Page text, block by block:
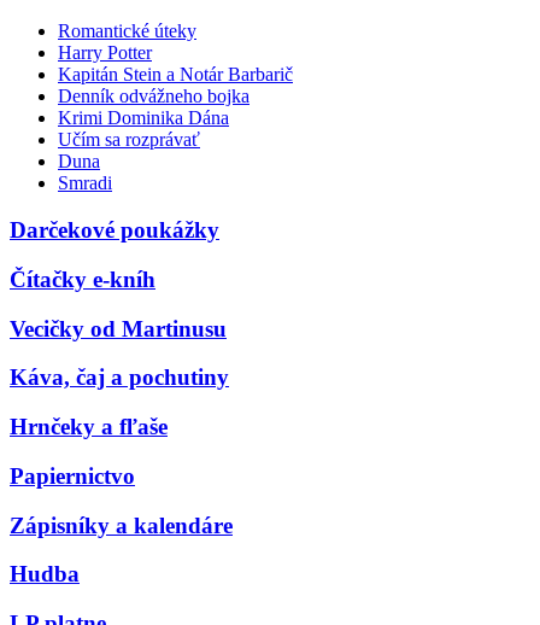
Romantické úteky
Harry Potter
Kapitán Stein a Notár Barbarič
Denník odvážneho bojka
Krimi Dominika Dána
Učím sa rozprávať
Duna
Smradi
Darčekové poukážky
Čítačky e-kníh
Vecičky od Martinusu
Káva, čaj a pochutiny
Hrnčeky a fľaše
Papiernictvo
Zápisníky a kalendáre
Hudba